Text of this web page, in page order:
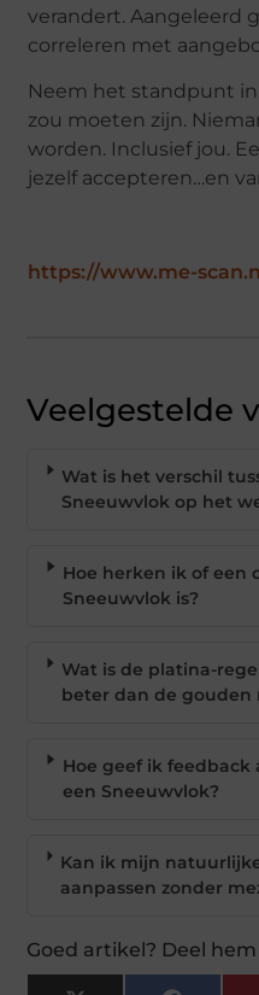
verandert. Aangeleerd
correleren met
Neem het standpunt in
zou moeten zijn.
worden. Inclusief jou.
jezelf accepteren…en
https://www.me-
Veelgestelde
Wat is het verschil
Sneeuwvlok op het
Hoe herken ik of een
Sneeuwvlok is?
Wat is de platina-
beter dan de gouden
Hoe geef ik feedback
een Sneeuwvlok?
Kan ik mijn
aanpassen zonder
Goed artikel? Deel